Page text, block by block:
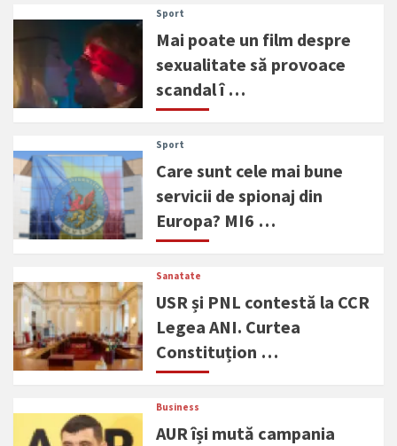
Sport
Mai poate un film despre
sexualitate să provoace
scandal î …
Sport
Care sunt cele mai bune
servicii de spionaj din
Europa? MI6 …
Sanatate
USR și PNL contestă la CCR
Legea ANI. Curtea
Constituțion …
Business
AUR își mută campania